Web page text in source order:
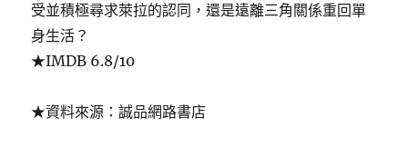
受並積極尋求萊拉的認同，還是遠離三角關係重回單
身生活？
★IMDB 6.8/10
★資料來源：誠品網路書店